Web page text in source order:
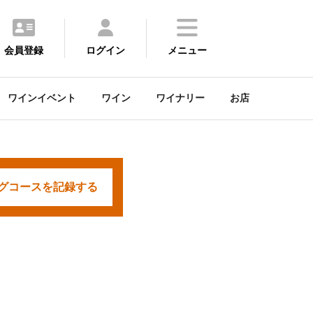
会員登録 ログイン メニュー
ワインイベント ワイン ワイナリー お店
コースを記録する